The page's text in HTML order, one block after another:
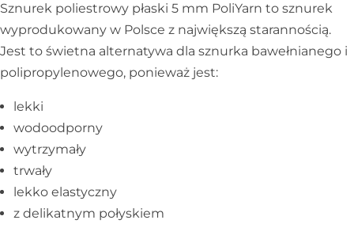
Sznurek poliestrowy płaski 5 mm PoliYarn to sznurek
wyprodukowany w Polsce z największą starannością.
Jest to świetna alternatywa dla sznurka bawełnianego i
polipropylenowego, ponieważ jest:
lekki
wodoodporny
wytrzymały
trwały
lekko elastyczny
z delikatnym połyskiem